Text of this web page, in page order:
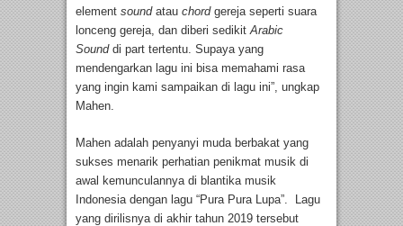
element soundatau chordgereja seperti suara
lonceng gereja, dan diberi sedikit Arabic
Sounddi part tertentu. Supaya yang
mendengarkan lagu ini bisa memahami rasa
yang ingin kami sampaikan di lagu ini”, ungkap
Mahen.
Mahen adalah penyanyi muda berbakat yang
sukses menarik perhatian penikmat musik di
awal kemunculannya di blantika musik
Indonesia dengan lagu “Pura Pura Lupa”. Lagu
yang dirilisnya di akhir tahun 2019 tersebut